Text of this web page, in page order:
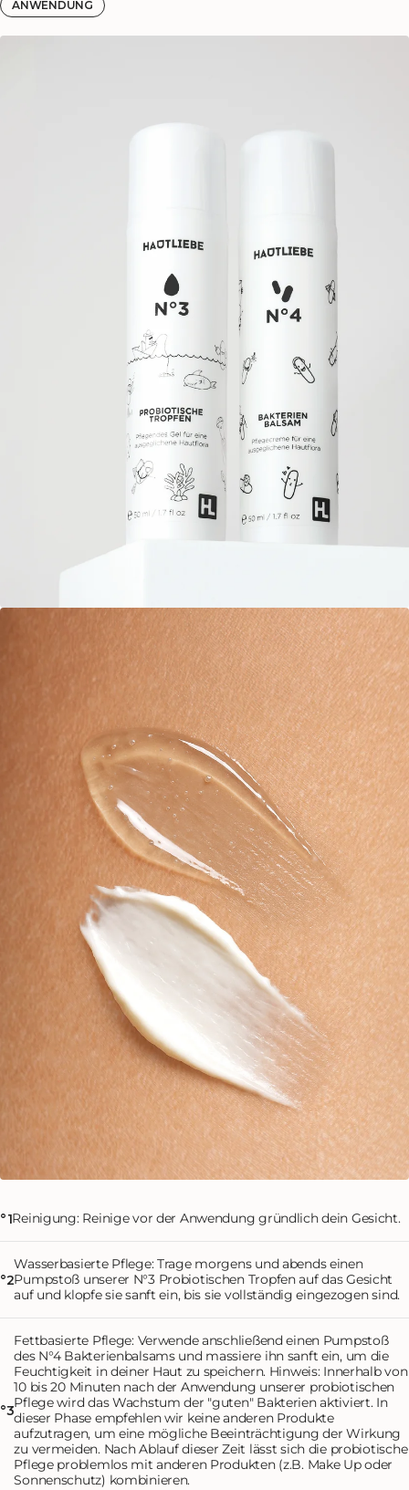
ANWENDUNG
°1Reinigung: Reinige vor der Anwendung gründlich dein Gesicht.
°2
Wasserbasierte Pflege: Trage morgens und abends einen
Pumpstoß unserer N°3 Probiotischen Tropfen auf das Gesicht
auf und klopfe sie sanft ein, bis sie vollständig eingezogen sind.
°3
Fettbasierte Pflege: Verwende anschließend einen Pumpstoß
des N°4 Bakterienbalsams und massiere ihn sanft ein, um die
Feuchtigkeit in deiner Haut zu speichern. Hinweis: Innerhalb von
10 bis 20 Minuten nach der Anwendung unserer probiotischen
Pflege wird das Wachstum der "guten" Bakterien aktiviert. In
dieser Phase empfehlen wir keine anderen Produkte
aufzutragen, um eine mögliche Beeinträchtigung der Wirkung
zu vermeiden. Nach Ablauf dieser Zeit lässt sich die probiotische
Pflege problemlos mit anderen Produkten (z.B. Make Up oder
Sonnenschutz) kombinieren.